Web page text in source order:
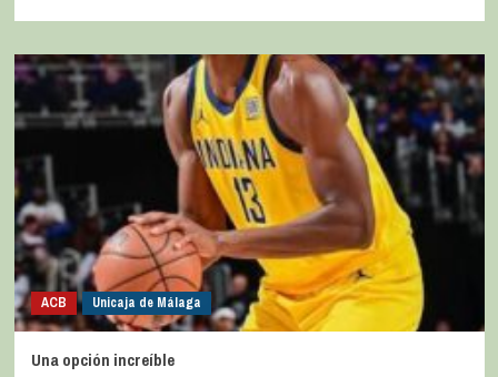
ACB Unicaja de Málaga
Una opción increíble